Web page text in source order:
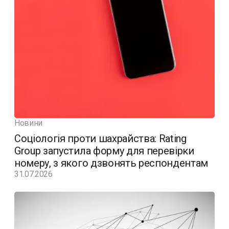
Новини
Соціологія проти шахрайства: Rating
Group запустила форму для перевірки
номеру, з якого дзвонять респондентам
31.07.2026